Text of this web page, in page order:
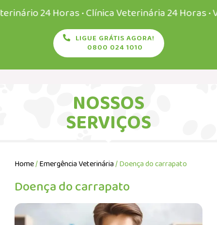
Horas • Clínica Veterinária 24 Horas •
LIGUE GRÁTIS AGORA!
0800 024 1010
NOSSOS
SERVIÇOS
Home/Emergência Veterinária/ Doença do carrapato
Doença do carrapato